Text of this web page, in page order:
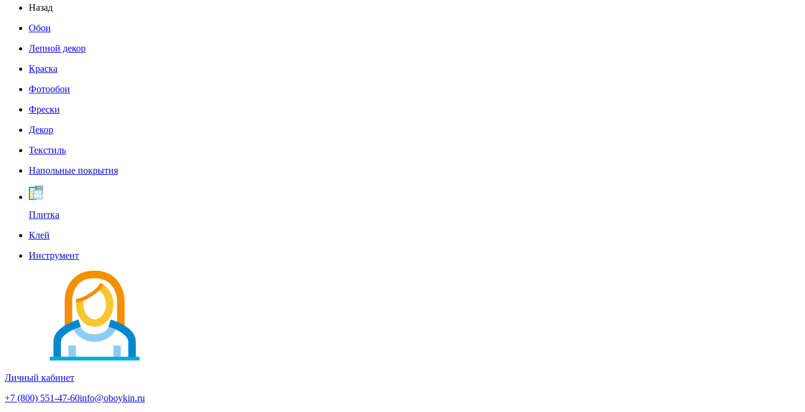
Назад
Обои
Лепной декор
Краска
Фотообои
Фрески
Декор
Текстиль
Напольные покрытия
Плитка
Клей
Инструмент
Личный кабинет
+7 (800) 551-47-60info@oboykin.ru